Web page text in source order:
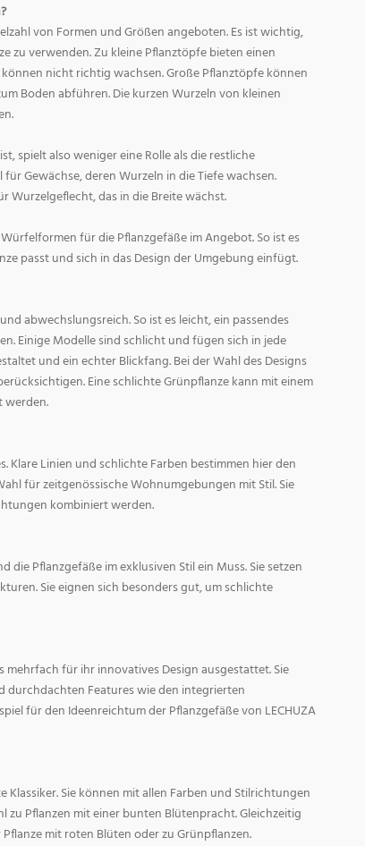
von Formen und Größen angeboten. Es ist wichtig,
zu verwenden. Zu kleine Pflanztöpfe bieten einen
nicht richtig wachsen. Große Pflanztöpfe können
Boden abführen. Die kurzen Wurzeln von kleinen
spielt also weniger eine Rolle als die restliche
Gewächse, deren Wurzeln in die Tiefe wachsen.
Wurzelgeflecht, das in die Breite wächst.
für die Pflanzgefäße im Angebot. So ist es
passt und sich in das Design der Umgebung einfügt.
abwechslungsreich. So ist es leicht, ein passendes
Einige Modelle sind schlicht und fügen sich in jede
und ein echter Blickfang. Bei der Wahl des Designs
Eine schlichte Grünpflanze kann mit einem
werden.
Klare Linien und schlichte Farben bestimmen hier den
für zeitgenössische Wohnumgebungen mit Stil. Sie
kombiniert werden.
die Pflanzgefäße im exklusiven Stil ein Muss. Sie setzen
Sie eignen sich besonders gut, um schlichte
mehrfach für ihr innovatives Design ausgestattet. Sie
durchdachten Features wie den integrierten
für den Ideenreichtum der Pflanzgefäße von LECHUZA
Sie können mit allen Farben und Stilrichtungen
zu Pflanzen mit einer bunten Blütenpracht. Gleichzeitig
mit roten Blüten oder zu Grünpflanzen.